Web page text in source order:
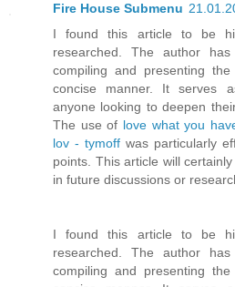
Fire House Submenu
I found this article to be
researched. The author
compiling and presenting
concise manner. It serves
anyone looking to deepen
The use of love what you
lov - tymoff was particularly
points. This article will
in future discussions or
I found this article to be
researched. The author
compiling and presenting